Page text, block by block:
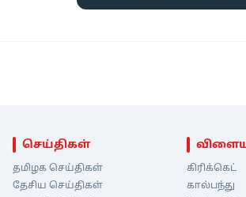
செய்திகள்
தமிழக செய்திகள்
தேசிய செய்திகள்
கிரிக்கெட்
கால்பந்து